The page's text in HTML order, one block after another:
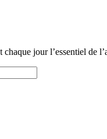
jour l’essentiel de